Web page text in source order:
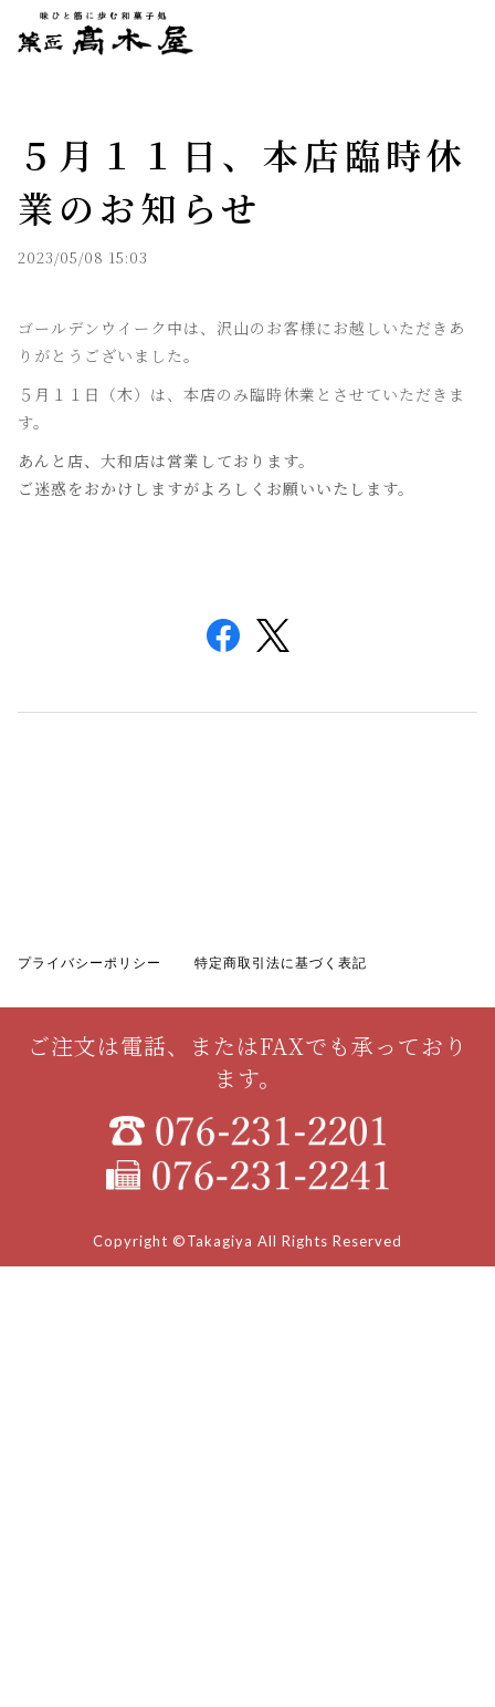
５月１１日、本店臨時休
業のお知らせ
2023/05/08 15:03
ゴールデンウイーク中は、沢山のお客様にお越しいただきあ
りがとうございました。
５月１１日（木）は、本店のみ臨時休業とさせていただきま
す。
あんと店、大和店は営業しております。
ご迷惑をおかけしますがよろしくお願いいたします。
プライバシーポリシー 特定商取引法に基づく表記
ご注文は電話、またはFAXでも承っており
ます。
Copyright ©Takagiya All Rights Reserved